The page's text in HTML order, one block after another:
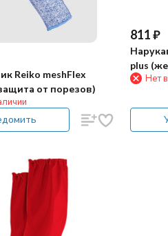
Reiko meshFlex
от порезов)
811₽
plus
Нет